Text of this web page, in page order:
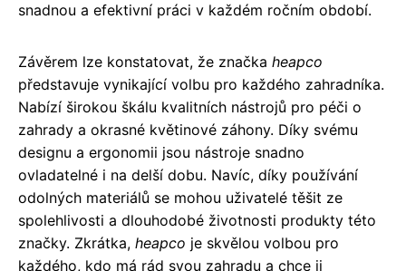
snadnou a efektivní práci v každém ročním období.
Závěrem lze konstatovat, že značka heapco
představuje vynikající volbu pro každého zahradníka.
Nabízí širokou škálu kvalitních nástrojů pro péči o
zahrady a okrasné květinové záhony. Díky svému
designu a ergonomii jsou nástroje snadno
ovladatelné i na delší dobu. Navíc, díky používání
odolných materiálů se mohou uživatelé těšit ze
spolehlivosti a dlouhodobé životnosti produkty této
značky. Zkrátka, heapco je skvělou volbou pro
každého, kdo má rád svou zahradu a chce ji